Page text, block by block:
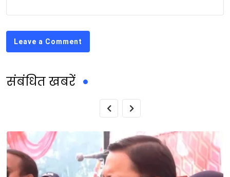
Leave a Comment
संबंधित खबरें